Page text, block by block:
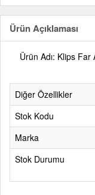
Ürün Açıklaması
Ürün Adı: Klips
Diğer Özellikler
Stok Kodu
Marka
Stok Durumu